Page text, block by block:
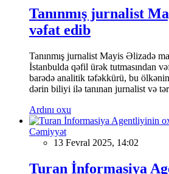
Tanınmış jurnalist
vəfat edib
Tanınmış jurnalist Mayis Əlizadə
İstanbulda qəfil ürək tutmasından
barədə analitik təfəkkürü, bu
dərin biliyi ilə tanınan jurnalist və
Ardını oxu
Cəmiyyət
13 Fevral 2025, 14:02
Turan İnformasiya